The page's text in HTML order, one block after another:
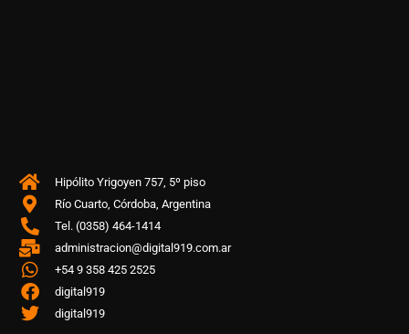
Hipólito Yrigoyen 757, 5º piso
Río Cuarto, Córdoba, Argentina
Tel. (0358) 464-1414
administracion@digital919.com.ar
+54 9 358 425 2525
digital919
digital919